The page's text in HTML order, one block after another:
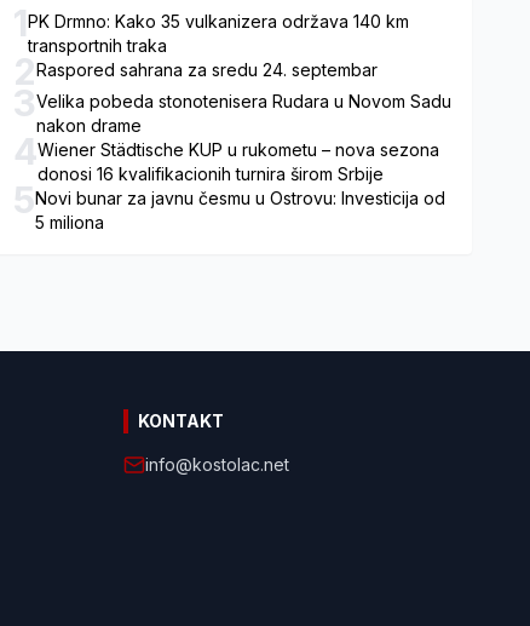
1PK Drmno: Kako 35 vulkanizera održava 140 km
transportnih traka
2Raspored sahrana za sredu 24. septembar
3Velika pobeda stonotenisera Rudara u Novom Sadu
nakon drame
4Wiener Städtische KUP u rukometu – nova sezona
donosi 16 kvalifikacionih turnira širom Srbije
5Novi bunar za javnu česmu u Ostrovu: Investicija od
5 miliona
KONTAKT
info@kostolac.net